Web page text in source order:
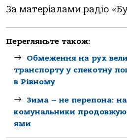
За матеріалами радіо
Перегляньте також:
Обмеження на рух
транспорту у спекотну
в Рівному
Зима – не перепона: на
комунальники
ями